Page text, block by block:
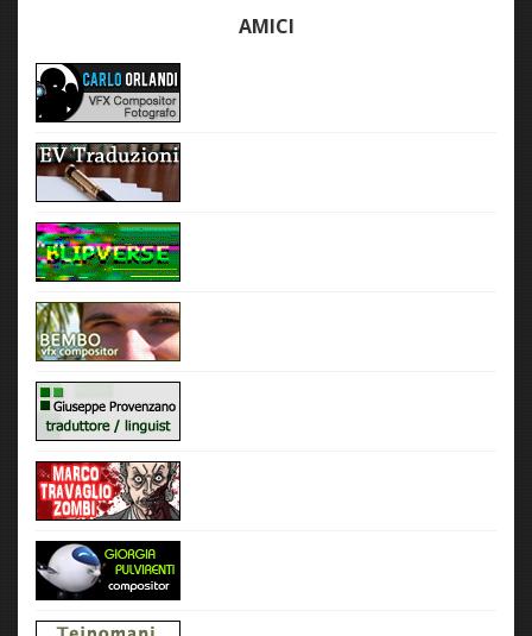
AMICI